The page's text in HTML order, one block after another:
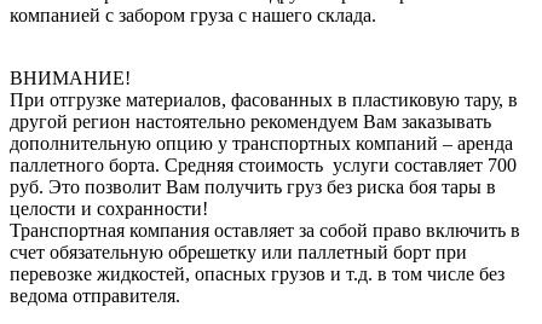
компанией с забором груза с нашего склада.
ВНИМАНИЕ!
При отгрузке материалов, фасованных в пластиковую тару, в
другой регион настоятельно рекомендуем Вам заказывать
дополнительную опцию у транспортных компаний – аренда
паллетного борта. Средняя стоимость услуги составляет 700
руб. Это позволит Вам получить груз без риска боя тары в
целости и сохранности!
Транспортная компания оставляет за собой право включить в
счет обязательную обрешетку или паллетный борт при
перевозке жидкостей, опасных грузов и т.д. в том числе без
ведома отправителя.